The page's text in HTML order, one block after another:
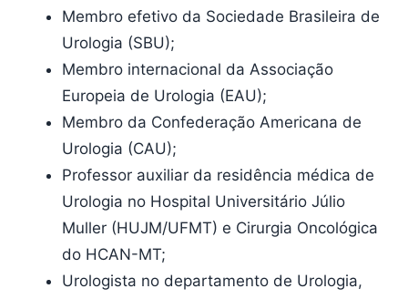
Membro efetivo da Sociedade Brasileira de
Urologia (SBU);
Membro internacional da Associação
Europeia de Urologia (EAU);
Membro da Confederação Americana de
Urologia (CAU);
Professor auxiliar da residência médica de
Urologia no Hospital Universitário Júlio
Muller (HUJM/UFMT) e Cirurgia Oncológica
do HCAN-MT;
Urologista no departamento de Urologia,